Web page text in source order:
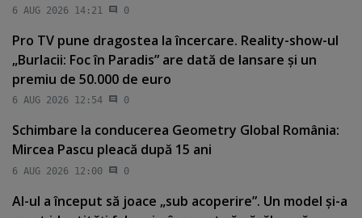
6 AUG 2026 14:21 0
Pro TV pune dragostea la încercare. Reality-show-ul
„Burlacii: Foc în Paradis” are dată de lansare şi un
premiu de 50.000 de euro
6 AUG 2026 12:54 0
Schimbare la conducerea Geometry Global România:
Mircea Pascu pleacă după 15 ani
6 AUG 2026 12:00 0
AI-ul a început să joace „sub acoperire”. Un model şi-a